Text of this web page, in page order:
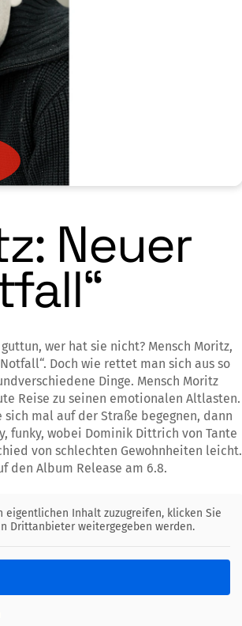
Neuer
wer hat sie nicht? Mensch Moritz,
Doch wie rettet man sich aus so
Dinge. Mensch Moritz
Reise zu seinen emotionalen Altlasten.
mal auf der Straße begegnen, dann
funky, wobei Dominik Dittrich von Tante
von schlechten Gewohnheiten leicht.
den Album Release am 6.8.
eigentlichen Inhalt zuzugreifen, klicken Sie
Drittanbieter weitergegeben werden.